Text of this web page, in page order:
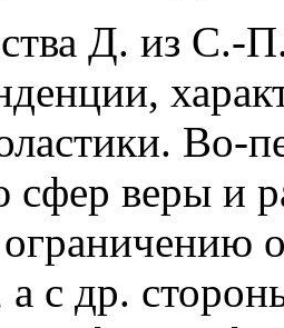
Д. из С.-
Во-
сфер веры и
а с др.